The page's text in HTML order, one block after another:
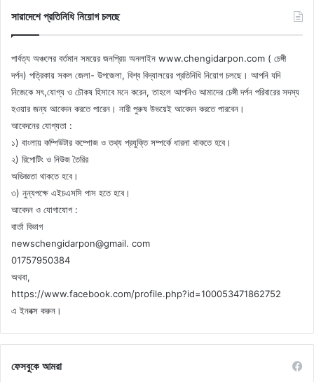
সারাদেশে প্রতিনিধি নিয়োগ চলছে
পার্বত্য অঞ্চলের বর্তমান সময়ের জনপ্রিয় অনলাইন www.chengidarpon.com ( চেঙ্গী
দর্পন) পত্রিকায় সকল জেলা- উপজেলা, বিশ্ব বিদ্যালয়ের প্রতিনিধি নিয়োগ চলছে। আপনি যদি
নিজেকে সৎ,যোগ্য ও চৌকষ হিসাবে মনে করেন, তাহলে আপনিও আমাদের চেঙ্গী দর্পন পরিবারের সদস্য
হওয়ার জন্য আবেদন করতে পারেন। নারী পুরুষ উভয়েই আবেদন করতে পারবেন।
আবেদনের যোগ্যতা :
১) বাংলায় কম্পিউটার কম্পোজ ও তথ্য প্রযুক্তি সম্পর্কে ধারনা থাকতে হবে।
২) রিপোটিং ও নিউজ তৈরির
অভিজ্ঞতা থাকতে হবে।
৩) নুন্যপক্ষে এইচএসসি পাস হতে হবে।
আবেদন ও যোগাযোগ :
বার্তা বিভাগ
newschengidarpon@gmail. com
01757950384
অথবা,
https://www.facebook.com/profile.php?id=100053471862752
এ ইনবক্স করুন।
ফেসবুকে আমরা